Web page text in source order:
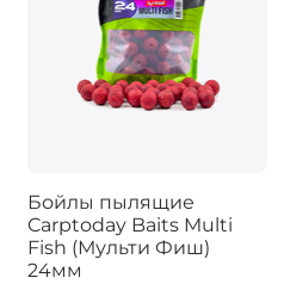
Бойлы пылящие
Carptoday Baits Multi
Fish (Мульти Фиш)
24мм